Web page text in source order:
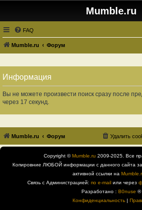
Mumble.ru
FAQ
Mumble.ru Форум
Информация
Вы не можете произвести поиск сразу после
через 17 секунд.
Mumble.ru Форум Удалить
Copyright ©Mumble.ru 2009-2025. Все
Копировние ЛЮБОЙ информации с данного сайта
активной ссылки на
Связь с Администрацией: по e-mail или через
Разработано : B0nuse ®
Конфиденциальность|